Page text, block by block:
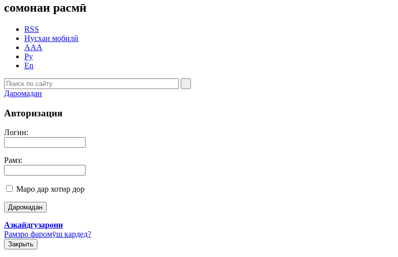
сомонаи расмӣ
RSS
Нусхаи мобилӣ
AAA
Ру
En
Даромадан
Авторизация
Логин:
Рамз:
Маро дар хотир дор
Азкайдгузарони
Рамзро фаромӯш кардед?
Закрыть